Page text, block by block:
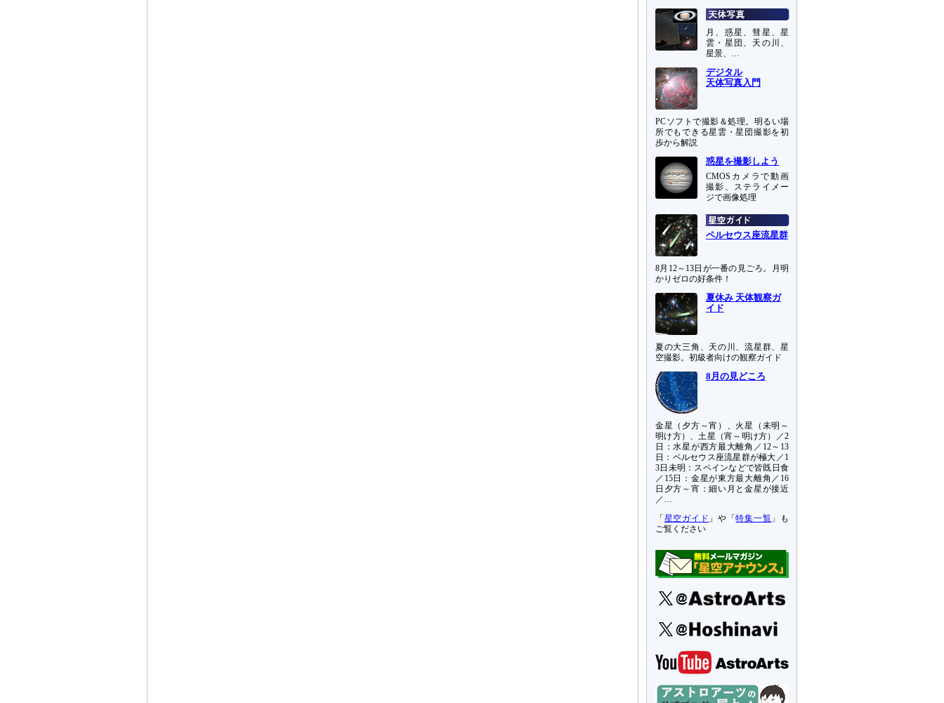
月、惑星、彗星、星
雲・星団、天の川、
星景、…
デジタル
天体写真入門
PCソフトで撮影＆処理。明るい場
所でもできる星雲・星団撮影を初
歩から解説
惑星を撮影しよう
CMOSカメラで動画
撮影、ステライメー
ジで画像処理
ペルセウス座流星群
8月12～13日が一番の見ごろ。月明
かりゼロの好条件！
夏休み 天体観察ガ
イド
夏の大三角、天の川、流星群、星
空撮影。初級者向けの観察ガイド
8月の見どころ
金星（夕方～宵）、火星（未明～
明け方）、土星（宵～明け方）／2
日：水星が西方最大離角／12～13
日：ペルセウス座流星群が極大／1
3日未明：スペインなどで皆既日食
／15日：金星が東方最大離角／16
日夕方～宵：細い月と金星が接近
／…
「 星空ガイド 」や「特集一覧 」も
ご覧ください